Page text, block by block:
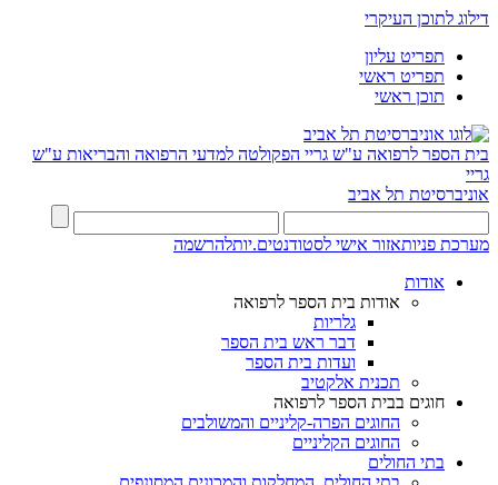
דילוג לתוכן העיקרי
תפריט עליון
תפריט ראשי
תוכן ראשי
בית הספר לרפואה ע"ש גריי הפקולטה למדעי הרפואה והבריאות ע"ש
גריי
אוניברסיטת תל אביב
מערכת פניותאזור אישי לסטודנטים.יותלהרשמה
אודות
אודות בית הספר לרפואה
גלריות
דבר ראש בית הספר
ועדות בית הספר
תכנית אלקטיב
חוגים בבית הספר לרפואה
החוגים הפרה-קליניים והמשולבים
החוגים הקליניים
בתי החולים